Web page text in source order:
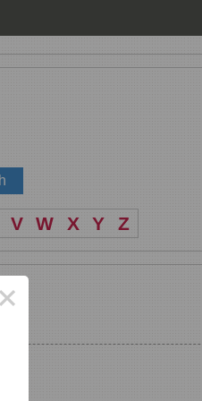
V W X Y Z